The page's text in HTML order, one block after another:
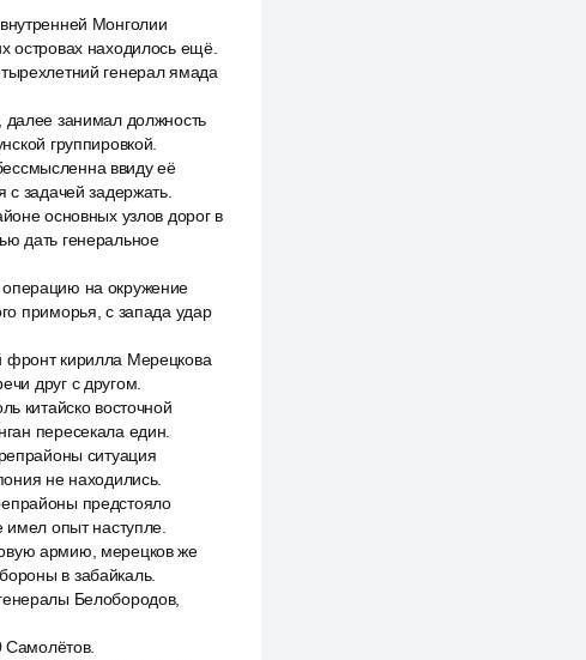
Монголии
островах находилось ещё.
генерал ямада
занимал должность
группировкой.
ввиду её
задачей задержать.
основных узлов дорог в
дать генеральное
операцию на окружение
приморья, с запада удар
фронт кирилла Мерецкова
друг с другом.
китайско восточной
пересекала един.
ситуация
не находились.
предстояло
имел опыт наступле.
армию, мерецков же
в забайкаль.
Белобородов,
Самолётов.